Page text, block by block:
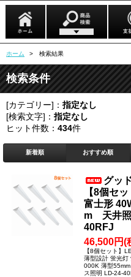
ホーム > 検索結果
検索条件
[カテゴリー]： 指定なし
[検索文字]： 指定なし
ヒット件数： 434件
新着順 おすすめ順
グッ
【8個セ
富士形
m 天井照
40RFJ
46,500円(
【8個セット】
薄型設計 蛍光灯
000K 薄型
ス照明 LD-24-